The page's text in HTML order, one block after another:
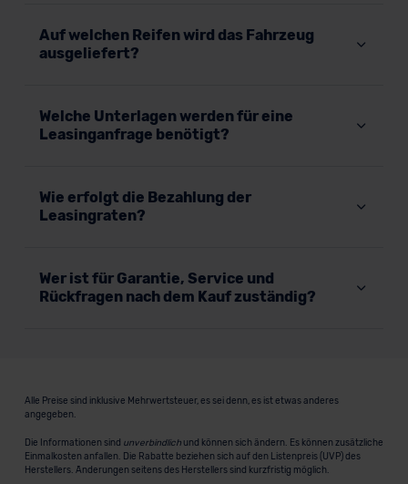
Auf welchen Reifen wird das Fahrzeug
ausgeliefert?
Welche Unterlagen werden für eine
Leasinganfrage benötigt?
Wie erfolgt die Bezahlung der
Leasingraten?
Wer ist für Garantie, Service und
Rückfragen nach dem Kauf zuständig?
Alle Preise sind inklusive Mehrwertsteuer, es sei denn, es ist etwas anderes
angegeben.
Die Informationen sind unverbindlichund können sich ändern. Es können zusätzliche
Einmalkosten anfallen. Die Rabatte beziehen sich auf den Listenpreis (UVP) des
Herstellers. Änderungen seitens des Herstellers sind kurzfristig möglich.